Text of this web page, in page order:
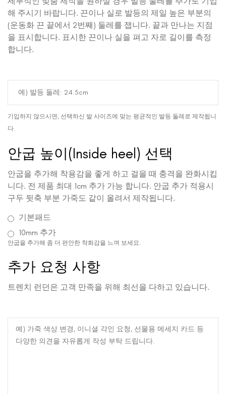
해 주시기 바랍니다. 끈이나 실로 발등의 제일 높은 부분의
(운동화 끈 끝에서 2번째) 둘레를 잽니다. 끝과 만나는 지점
을 표시합니다. 표시한 끈이나 실을 펴고 자로 길이를 측정
합니다.
기입하지 않으시면, 선택하신 발 사이즈에 맞는 평균적인 발등 둘레로 제작됩니
다.
안굽 높이(Inside heel) 선택
안굽을 추가해 착용감을 좋게 하고 걸을 때 충격을 완화시킵
니다. 전 제품 최대 1cm 추가 가능 합니다. 안굽 추가 적용시
구두 뒷축 부분 가죽도 같이 올려서 제작됩니다.
기본패드
10mm 추가
안굽을 추가해 좀 더 편안한 착화감을 느껴 보세요.
추가 요청 사항
트렌치 런던은 고객 만족을 위해 최선을 다하고 있습니다.